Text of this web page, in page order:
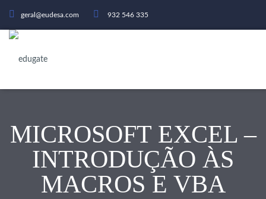
geral@eudesa.com 932 546 335
MICROSOFT EXCEL –
INTRODUÇÃO ÀS
MACROS E VBA